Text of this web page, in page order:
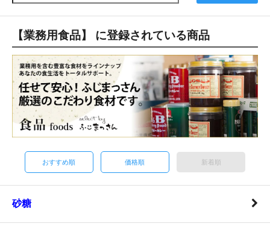
【業務用食品】 に登録されている商品
おすすめ順 価格順 新着順
砂糖